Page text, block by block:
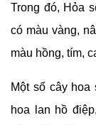
Trong đó, Hỏa
có màu vàng,
màu hồng, tím,
Một số cây hoa
hoa lan hồ